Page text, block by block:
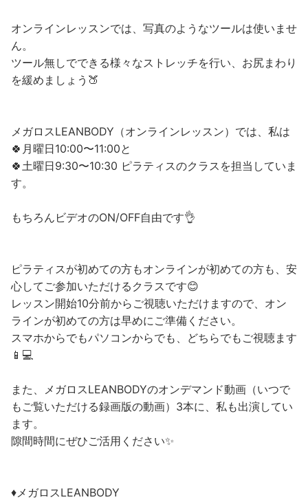
オンラインレッスンでは、写真のようなツールは使いませ
ん。
ツール無しでできる様々なストレッチを行い、お尻まわり
を緩めましょう🍑
メガロスLEANBODY（オンラインレッスン）では、私は
🍀月曜日10:00〜11:00と
🍀土曜日9:30〜10:30 ピラティスのクラスを担当していま
す。
もちろんビデオのON/OFF自由です👌
ピラティスが初めての方もオンラインが初めての方も、安
心してご参加いただけるクラスです😊
レッスン開始10分前からご視聴いただけますので、オン
ラインが初めての方は早めにご準備ください。
スマホからでもパソコンからでも、どちらでもご視聴ます
📱💻
また、メガロスLEANBODYのオンデマンド動画（いつで
もご覧いただける録画版の動画）3本に、私も出演してい
ます。
隙間時間にぜひご活用ください✨
♦︎メガロスLEANBODY